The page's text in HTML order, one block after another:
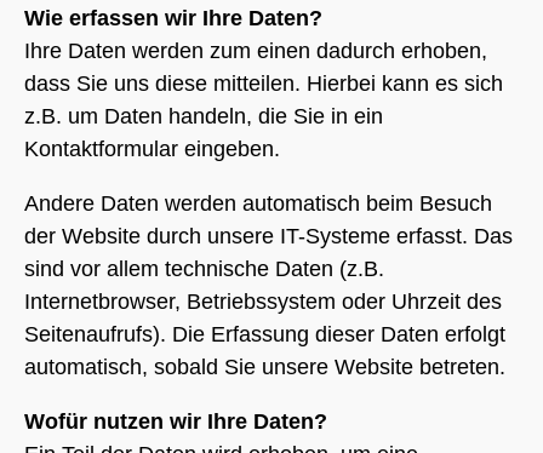
Wie erfassen wir Ihre Daten?
Ihre Daten werden zum einen dadurch erhoben,
dass Sie uns diese mitteilen. Hierbei kann es sich
z.B. um Daten handeln, die Sie in ein
Kontaktformular eingeben.
Andere Daten werden automatisch beim Besuch
der Website durch unsere IT-Systeme erfasst. Das
sind vor allem technische Daten (z.B.
Internetbrowser, Betriebssystem oder Uhrzeit des
Seitenaufrufs). Die Erfassung dieser Daten erfolgt
automatisch, sobald Sie unsere Website betreten.
Wofür nutzen wir Ihre Daten?